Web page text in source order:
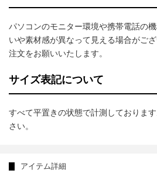
パソコンのモニター環境や携帯電話の
いや素材感が異なって見える場合がご
注文をお願いいたします。
サイズ表記について
すべて平置きの状態で計測しておりま
さい。
アイテム詳細